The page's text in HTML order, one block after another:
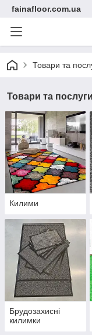
fainafloor.com.ua
Товари та
Товари та послуги
Килими
Брудозахисні
килимки